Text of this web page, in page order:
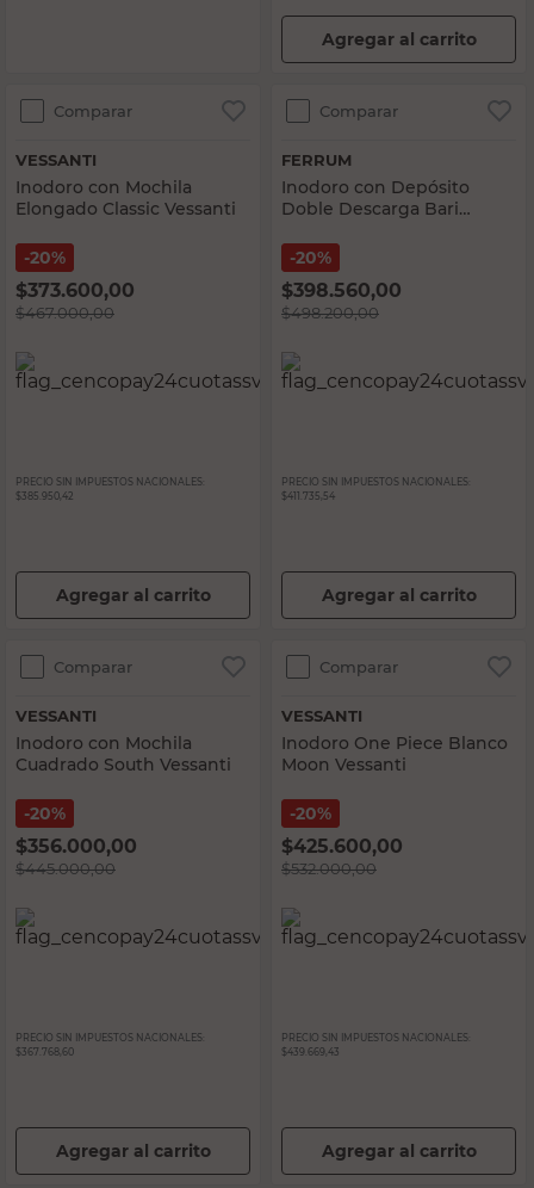
Agregar al carrito
Comparar
VESSANTI
Inodoro con Mochila
Elongado Classic Vessanti
20%
$373.600,00
$467.000,00
PRECIO SIN IMPUESTOS NACIONALES:
$385.950,42
Agregar al carrito
Comparar
FERRUM
Inodoro con Depósito
Doble Descarga Bari
20%
$398.560,00
$498.200,00
PRECIO SIN IMPUESTOS NACIONALES:
$411.735,54
Agregar al carrito
Comparar
VESSANTI
Inodoro con Mochila
Cuadrado South Vessanti
20%
$356.000,00
$445.000,00
PRECIO SIN IMPUESTOS NACIONALES:
$367.768,60
Agregar al carrito
Comparar
VESSANTI
Inodoro One Piece Blanco
Moon Vessanti
20%
$425.600,00
$532.000,00
PRECIO SIN IMPUESTOS NACIONALES:
$439.669,43
Agregar al carrito